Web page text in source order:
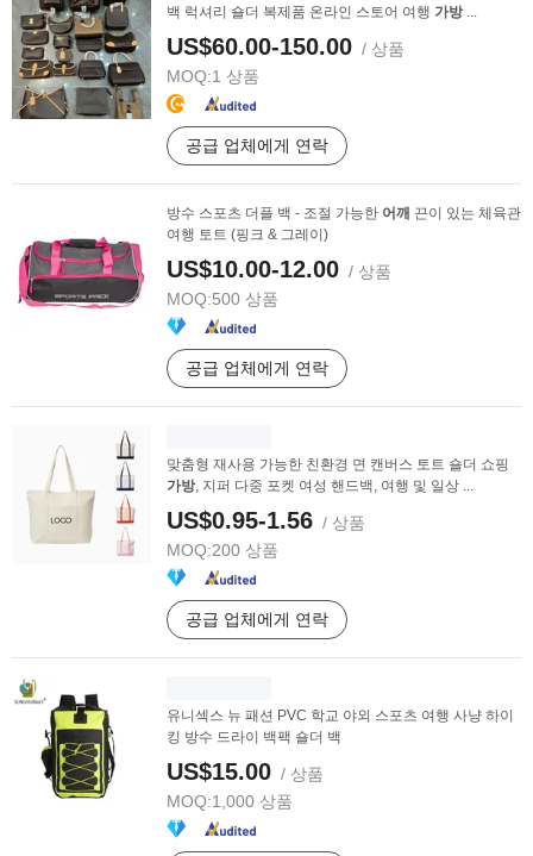
백 럭셔리 숄더 복제품 온라인 스토어 여행 가방...
US$60.00-150.00 / 상품
MOQ:1 상품
공급 업체에게 연락
방수 스포츠 더플 백 - 조절 가능한 어깨 끈이 있는 체육관
여행 토트 (핑크 & 그레이)
US$10.00-12.00 / 상품
MOQ:500 상품
공급 업체에게 연락
맞춤형 재사용 가능한 친환경 면 캔버스 토트 숄더 쇼핑
가방, 지퍼 다중 포켓 여성 핸드백, 여행 및 일상 ...
US$0.95-1.56 / 상품
MOQ:200 상품
공급 업체에게 연락
유니섹스 뉴 패션 PVC 학교 야외 스포츠 여행 사냥 하이
킹 방수 드라이 백팩 숄더 백
US$15.00 / 상품
MOQ:1,000 상품